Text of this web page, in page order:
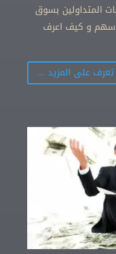
المتداولين بسوق
و كيف اعرف
تعرف على المزيد ...